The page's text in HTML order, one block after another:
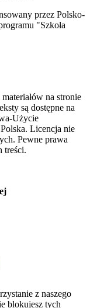
przez Polsko-
"Szkoła
na stronie
są dostępne na
Użycie
Licencja nie
Pewne prawa
treści.
z naszego
blokujesz tych